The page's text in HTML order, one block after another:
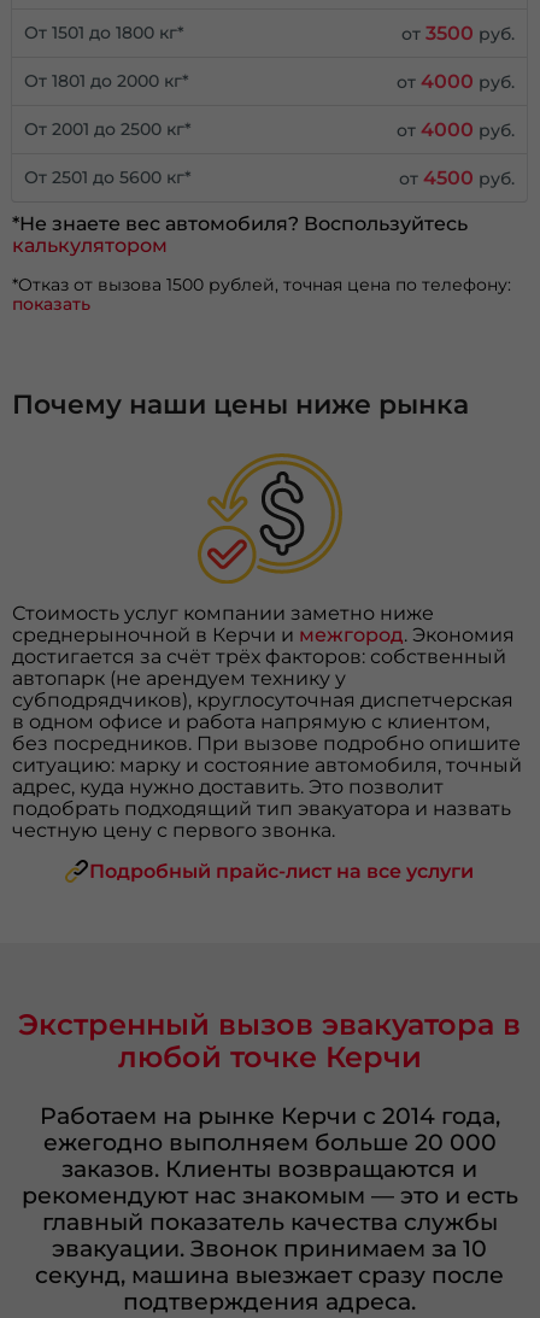
От 1501 до 1800 кг* от3500 руб.
От 1801 до 2000 кг* от4000 руб.
От 2001 до 2500 кг* от4000 руб.
От 2501 до 5600 кг* от4500 руб.
*Не знаете вес автомобиля? Воспользуйтесь
калькулятором
*Отказ от вызова 1500 рублей, точная цена по телефону:
показать
Почему наши цены ниже рынка
Стоимость услуг компании заметно ниже
среднерыночной в Керчи и межгород. Экономия
достигается за счёт трёх факторов: собственный
автопарк (не арендуем технику у
субподрядчиков), круглосуточная диспетчерская
в одном офисе и работа напрямую с клиентом,
без посредников. При вызове подробно опишите
ситуацию: марку и состояние автомобиля, точный
адрес, куда нужно доставить. Это позволит
подобрать подходящий тип эвакуатора и назвать
честную цену с первого звонка.
Подробный прайс-лист на все услуги
Экстренный вызов эвакуатора в
любой точке Керчи
Работаем на рынке Керчи с 2014 года,
ежегодно выполняем больше 20 000
заказов. Клиенты возвращаются и
рекомендуют нас знакомым — это и есть
главный показатель качества службы
эвакуации. Звонок принимаем за 10
секунд, машина выезжает сразу после
подтверждения адреса.